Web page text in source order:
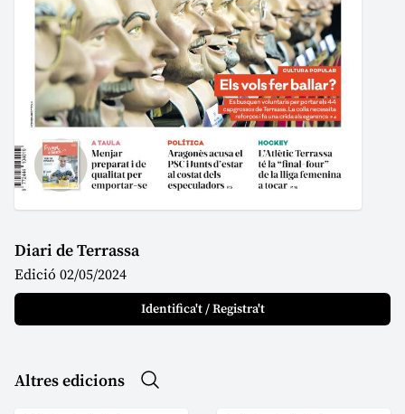
Diari de Terrassa
Edició 02/05/2024
Identifica't / Registra't
Altres edicions